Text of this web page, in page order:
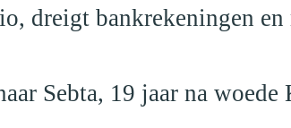
dreigt bankrekeningen en
Sebta, 19 jaar na